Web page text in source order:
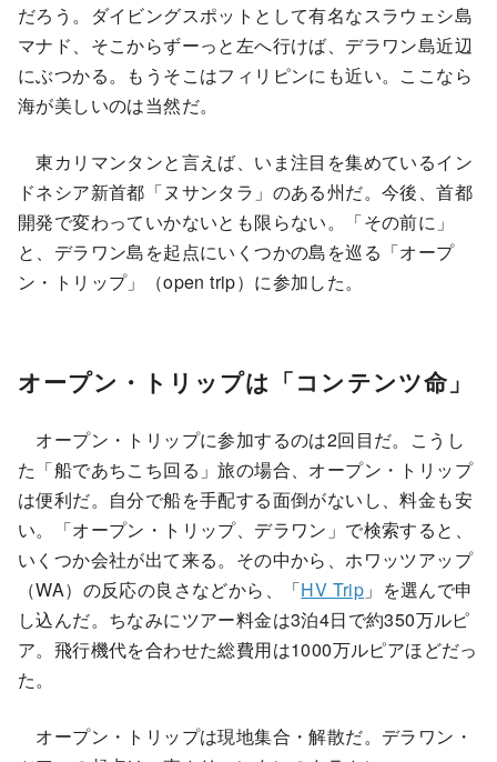
だろう。ダイビングスポットとして有名なスラウェシ島
マナド、そこからずーっと左へ行けば、デラワン島近辺
にぶつかる。もうそこはフィリピンにも近い。ここなら
海が美しいのは当然だ。
東カリマンタンと言えば、いま注目を集めているイン
ドネシア新首都「ヌサンタラ」のある州だ。今後、首都
開発で変わっていかないとも限らない。「その前に」
と、デラワン島を起点にいくつかの島を巡る「オープ
ン・トリップ」（open trip）に参加した。
オープン・トリップは「コンテンツ命」
オープン・トリップに参加するのは2回目だ。こうし
た「船であちこち回る」旅の場合、オープン・トリップ
は便利だ。自分で船を手配する面倒がないし、料金も安
い。「オープン・トリップ、デラワン」で検索すると、
いくつか会社が出て来る。その中から、ホワッツアップ
（WA）の反応の良さなどから、「HV Trip 」を選んで申
し込んだ。ちなみにツアー料金は3泊4日で約350万ルピ
ア。飛行機代を合わせた総費用は1000万ルピアほどだっ
た。
オープン・トリップは現地集合・解散だ。デラワン・